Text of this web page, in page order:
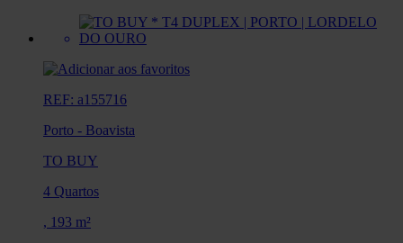
REF: a155716
Porto - Boavista
TO BUY
4 Quartos
, 193 m²